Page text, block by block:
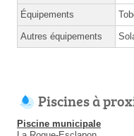
Équipements
Autres équipements
Piscines à
Piscine municipale